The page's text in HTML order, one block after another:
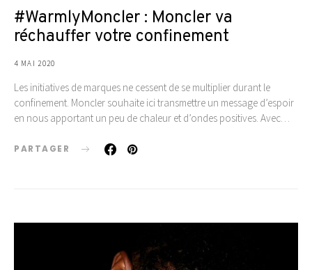
#WarmlyMoncler : Moncler va
réchauffer votre confinement
4 MAI 2020
Les initiatives de marques ne cessent de se multiplier durant le
confinement. Moncler souhaite ici transmettre un message d’espoir
en nous apportant un peu de chaleur et d’ondes positives. Avec…
PARTAGER